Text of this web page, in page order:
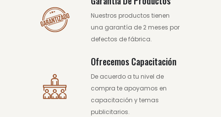
Nuestros productos tienen
una garantía de 2 meses por
defectos de fábrica.
Ofrecemos Capacitación
De acuerdo a tu nivel de
compra te apoyamos en
capacitación y temas
publicitarios.